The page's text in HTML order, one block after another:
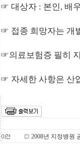
☞ 대상자 : 본
☞ 접종 희망자
☞의료보험증 필히
☞ 자세한 사항은
2008년 지정병원